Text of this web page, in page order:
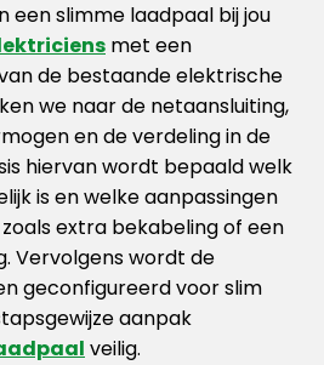
een slimme laadpaal bij jou
met een
de bestaande elektrische
we naar de netaansluiting,
en de verdeling in de
hiervan wordt bepaald welk
is en welke aanpassingen
extra bekabeling of een
Vervolgens wordt de
geconfigureerd voor slim
aanpak
veilig.